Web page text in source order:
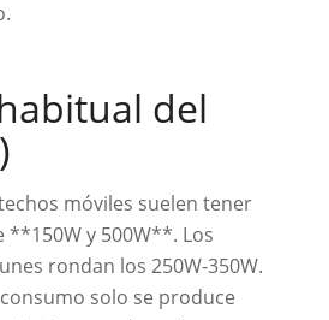
del
móviles suelen tener
y 500W**. Los
rondan los 250W-350W.
solo se produce